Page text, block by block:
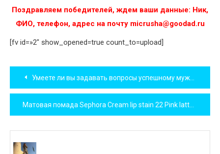
Поздравляем победителей, ждем ваши данные: Ник,
ФИО, телефон, адрес на почту micrusha@goodad.ru
[fv id=»2″ show_opened=true count_to=upload]
Навигация
по
записям
Умеете ли вы задавать вопросы успешному мужчине?